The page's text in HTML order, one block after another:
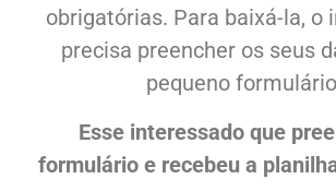
obrigatórias. Para baixá-la, o
precisa preencher os seus
pequeno
Esse interessado que
formulário e recebeu a